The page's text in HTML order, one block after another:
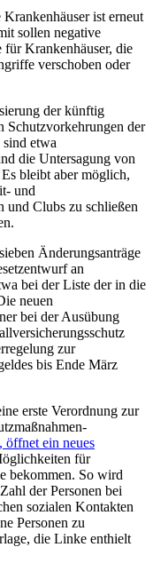
ist erneut
sollen negative
Krankenhäuser, die
verschoben oder
der künftig
Schutzvorkehrungen der
etwa
die Untersagung von
bleibt aber möglich,
und
Clubs zu schließen
Änderungsanträge
an
bei der Liste der in die
neuen
bei der Ausübung
zur
bis Ende März
erste Verordnung zur
öffnet ein neues
für
bekommen. So wird
der Personen bei
sozialen Kontakten
Personen zu
die Linke enthielt